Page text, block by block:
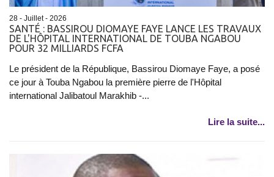
28 - Juillet - 2026
SANTÉ : BASSIROU DIOMAYE FAYE LANCE LES TRAVAUX
DE L'HÔPITAL INTERNATIONAL DE TOUBA NGABOU
POUR 32 MILLIARDS FCFA
Le président de la République, Bassirou Diomaye Faye, a posé
ce jour à Touba Ngabou la première pierre de l'Hôpital
international Jalibatoul Marakhib -...
Lire la suite...